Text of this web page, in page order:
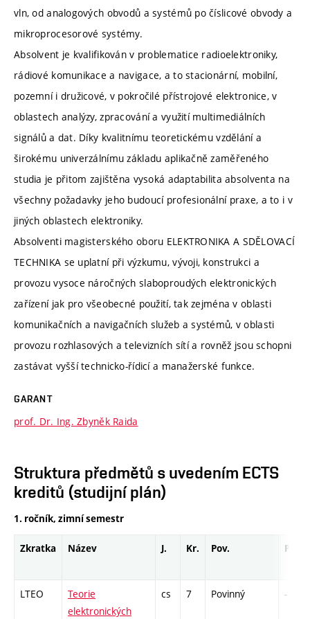
vln, od analogových obvodů a systémů po číslicové obvody a
mikroprocesorové systémy.
Absolvent je kvalifikován v problematice radioelektroniky,
rádiové komunikace a navigace, a to stacionární, mobilní,
pozemní i družicové, v pokročilé přístrojové elektronice, v
oblastech analýzy, zpracování a využití multimediálních
signálů a dat. Díky kvalitnímu teoretickému vzdělání a
širokému univerzálnímu základu aplikačně zaměřeného
studia je přitom zajištěna vysoká adaptabilita absolventa na
všechny požadavky jeho budoucí profesionální praxe, a to i v
jiných oblastech elektroniky.
Absolventi magisterského oboru ELEKTRONIKA A SDĚLOVACÍ
TECHNIKA se uplatní při výzkumu, vývoji, konstrukci a
provozu vysoce náročných slaboproudých elektronických
zařízení jak pro všeobecné použití, tak zejména v oblasti
komunikačních a navigačních služeb a systémů, v oblasti
provozu rozhlasových a televizních sítí a rovněž jsou schopni
zastávat vyšší technicko-řídicí a manažerské funkce.
GARANT
prof. Dr. Ing. Zbyněk Raida
Struktura předmětů s uvedením ECTS
kreditů (studijní plán)
1. ročník, zimní semestr
Zkratka Název J. Kr. Pov. Prof.
LTEO
Teorie
elektronických
cs 7 Povinný -